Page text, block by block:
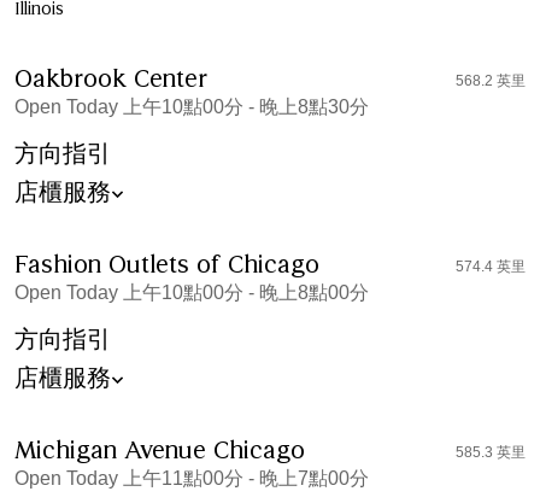
Illinois
Oakbrook Center 568.2 英里
Open Today 上午10點00分 - 晚上8點30分
方向指引
店櫃服務
Fashion Outlets of Chicago 574.4 英里
Open Today 上午10點00分 - 晚上8點00分
方向指引
店櫃服務
Michigan Avenue Chicago 585.3 英里
Open Today 上午11點00分 - 晚上7點00分